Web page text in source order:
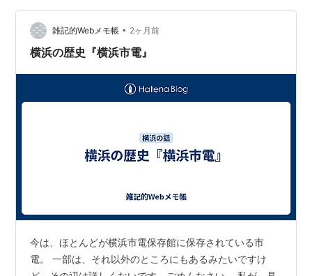
雑記的Webメモ帳 • 2ヶ月前
横浜の歴史『横浜市電』
今は、ほとんどが横浜市電保存館に保存されている市
電。 一部は、それ以外のところにもあるみたいですけ